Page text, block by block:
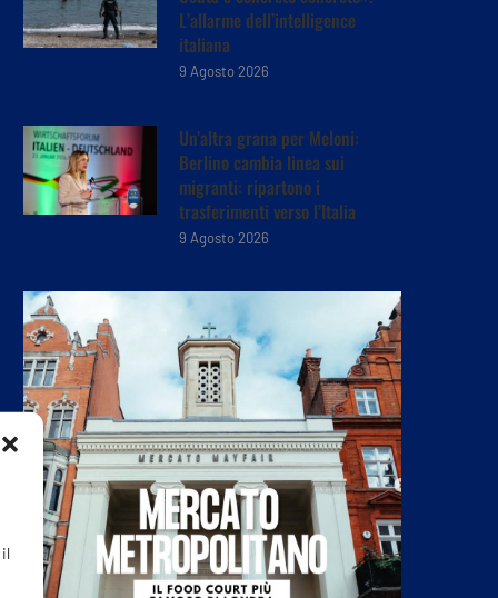
il
L’allarme dell’intelligence
italiana
9 Agosto 2026
Un’altra grana per Meloni:
Berlino cambia linea sui
migranti: ripartono i
trasferimenti verso l’Italia
9 Agosto 2026